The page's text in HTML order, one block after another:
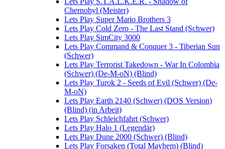
Chernobyl (Meister)
Lets Play Super Mario Brothers 3
Lets Play Cold Zero - The Last Stand (Schwer)
Lets Play SimCity 3000
Lets Play Command & Conquer 3 - Tiberian Sun
(Schwer)
Lets Play Terrorist Takedown - War In Colombia
(Schwer) (De-M-oN) (Blind)
Lets Play Turok 2 - Seeds of Evil (Schwer) (De-
M-oN)
Lets Play Earth 2140 (Schwer) (DOS Version)
(Blind) (in Arbeit)
Lets Play Schleichfahrt (Schwer)
Lets Play Halo 1 (Legendär)
Lets Play Dune 2000 (Schwer) (Blind)
Lets Play Forsaken (Total Mayhem) (Blind)